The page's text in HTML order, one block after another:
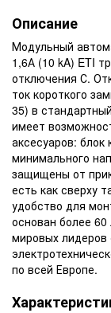
Описание
Модульный
1,6А (10 kA) ETI
отключения С.
ток короткого
35) в
имеет
аксесуаров:
минимального
защищены от
есть как сверху
удобство для
основан более
мировых лидеров
по всей Европе.